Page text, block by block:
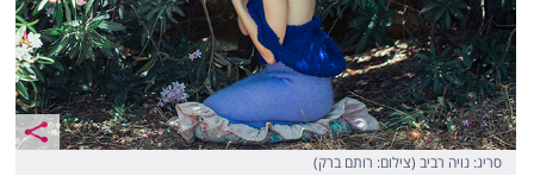
סריג: נויה רביב (צילום: רותם ברק)